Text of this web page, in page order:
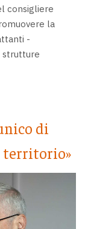
consigliere
la
-
strutture
di
territorio»